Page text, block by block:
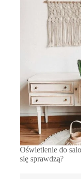
Oświetlenie do
się sprawdzą?